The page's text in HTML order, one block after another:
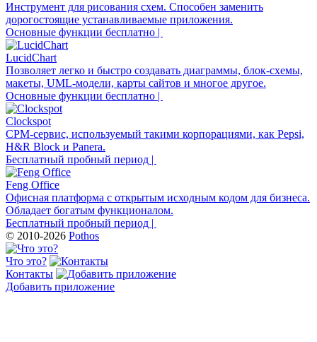
Инструмент для рисования схем. Способен заменить
дорогостоящие устанавливаемые приложения.
Основные функции бесплатно |
LucidChart
Позволяет легко и быстро создавать диаграммы, блок-схемы,
макеты, UML-модели, карты сайтов и многое другое.
Основные функции бесплатно |
Clockspot
CPM-сервис, используемый такими корпорациями, как Pepsi,
H&R Block и Panera.
Бесплатный пробный период |
Feng Office
Офисная платформа с открытым исходным кодом для бизнеса.
Обладает богатым функционалом.
Бесплатный пробный период |
© 2010-2026 Pothos
Что это?
Контакты
Добавить приложение